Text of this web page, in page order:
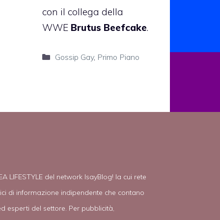
con il collega della
WWE Brutus Beefcake.
Categorie
Gossip Gay, Primo Piano
LIFESTYLE del network IsayBlog! la cui rete
di informazione indipendente che contano
esperti del settore. Per pubblicità,